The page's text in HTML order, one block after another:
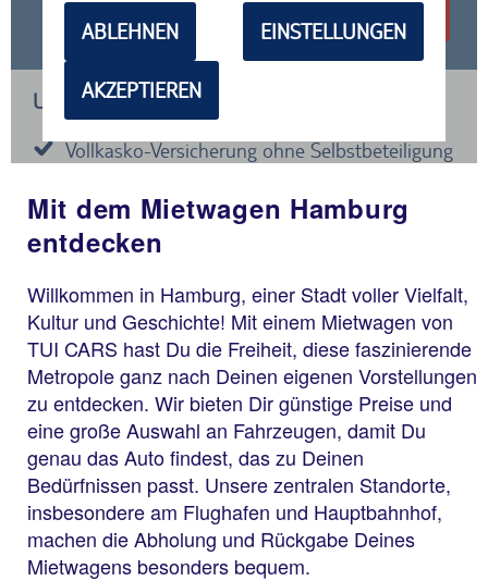
Mit dem Mietwagen Hamburg
entdecken
Willkommen in Hamburg, einer Stadt voller Vielfalt,
Kultur und Geschichte! Mit einem Mietwagen von
TUI CARS hast Du die Freiheit, diese faszinierende
Metropole ganz nach Deinen eigenen Vorstellungen
zu entdecken. Wir bieten Dir günstige Preise und
eine große Auswahl an Fahrzeugen, damit Du
genau das Auto findest, das zu Deinen
Bedürfnissen passt. Unsere zentralen Standorte,
insbesondere am Flughafen und Hauptbahnhof,
machen die Abholung und Rückgabe Deines
Mietwagens besonders bequem.